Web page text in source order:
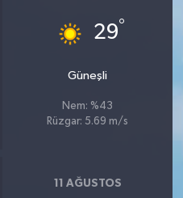
29°
Güneşli
Nem: %43
Rüzgar: 5.69 m/s
11 AĞUSTOS